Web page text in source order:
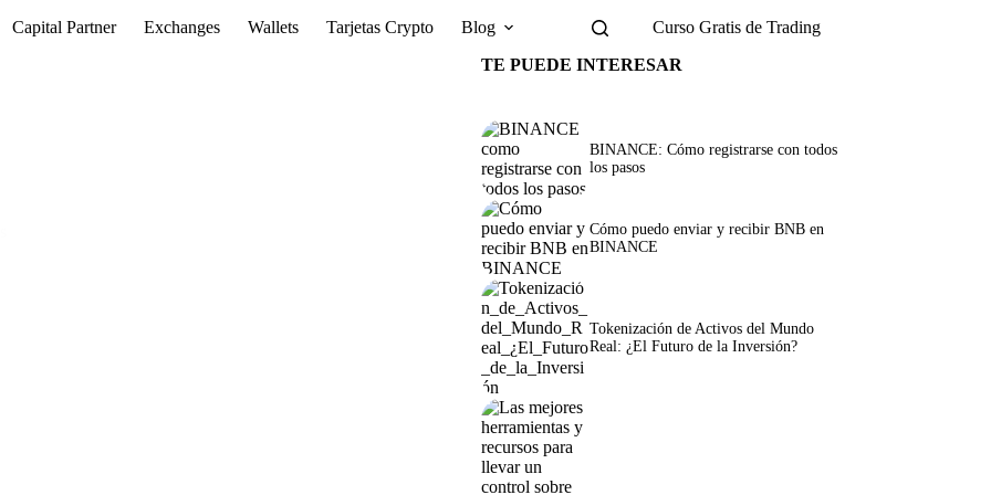
Capital Partner Exchanges Wallets Tarjetas Crypto Blog
Curso Gratis de Trading
TE PUEDE INTERESAR
BINANCE: Cómo registrarse con todos
los pasos
Cómo puedo enviar y recibir BNB en
BINANCE
Tokenización de Activos del Mundo
Real: ¿El Futuro de la Inversión?